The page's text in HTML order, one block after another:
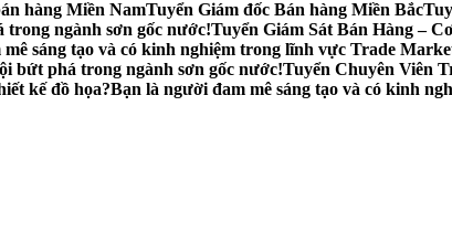
hàng Miền NamTuyển Giám đốc Bán hàng Miền Bắc
ngành sơn gốc nước!Tuyển Giám Sát Bán Hàng –
sáng tạo và có kinh nghiệm trong lĩnh vực Trade
bứt phá trong ngành sơn gốc nước!Tuyển Chuyên Viên
kế đồ họa?Bạn là người đam mê sáng tạo và có kinh